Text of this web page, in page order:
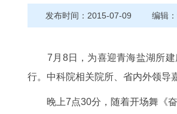
发布时间：2015-07-09 编辑
7 月 8日，为喜迎青海盐湖所建
行。中科院相关院所、省内外领导
晚上7点30分，随着开场舞《